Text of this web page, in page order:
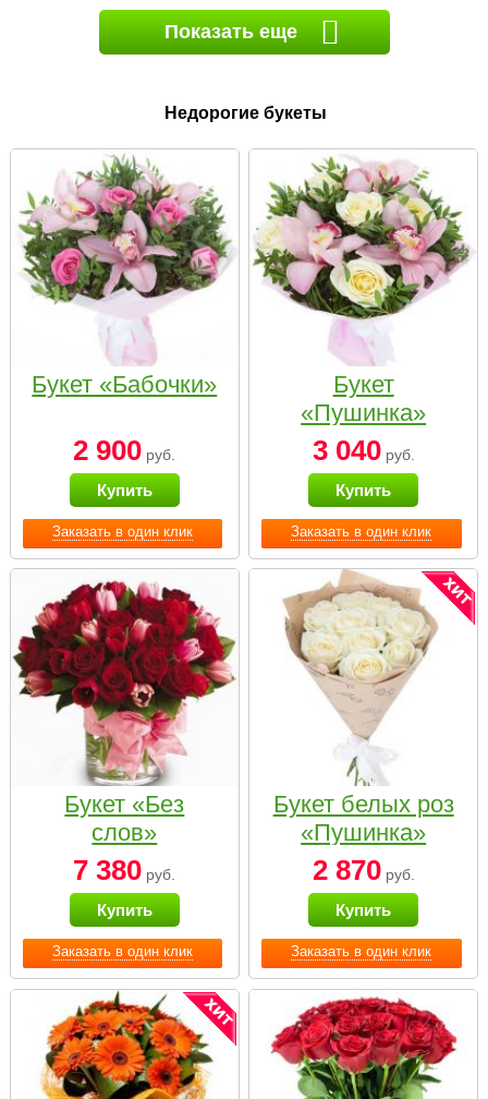
Показать еще
Недорогие букеты
Заказать в один клик
Букет «Бабочки»
2 900 руб.
Купить
Заказать в один клик
Букет
«Пушинка»
3 040руб.
Купить
Заказать в один клик
Букет «Без
слов»
7 380 руб.
Купить
Заказать в один клик
Букет белых роз
«Пушинка»
2 870руб.
Купить